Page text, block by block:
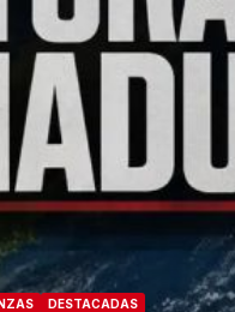
DESTACADAS